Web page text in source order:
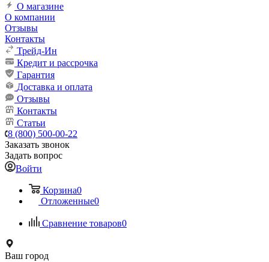
О магазине
О компании
Отзывы
Контакты
Трейд-Ин
Кредит и рассрочка
Гарантия
Доставка и оплата
Отзывы
Контакты
Статьи
8 (800) 500-00-22
Заказать звонок
Задать вопрос
Войти
Корзина0
Отложенные0
Сравнение товаров0
Ваш город